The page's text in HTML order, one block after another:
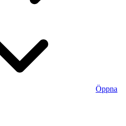
Öppna